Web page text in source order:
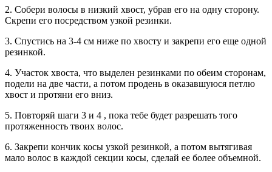
2. Собери волосы в низкий хвост, убрав его на одну сторону.
Скрепи его посредством узкой резинки.
3. Спустись на 3-4 см ниже по хвосту и закрепи его еще одной
резинкой.
4. Участок хвоста, что выделен резинками по обеим сторонам,
подели на две части, а потом продень в оказавшуюся петлю
хвост и протяни его вниз.
5. Повторяй шаги 3 и 4 , пока тебе будет разрешать того
протяженность твоих волос.
6. Закрепи кончик косы узкой резинкой, а потом вытягивая
мало волос в каждой секции косы, сделай ее более объемной.